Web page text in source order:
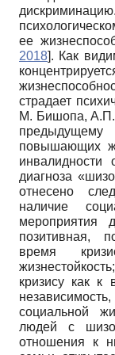
ее
2018]. Как
страдает
М. Бишопа,
повышающих
инвалидности
диагноза
отнесено
наличие
мероприятия
позитивная,
время
кризису как к
социальной
людей с
отношения к